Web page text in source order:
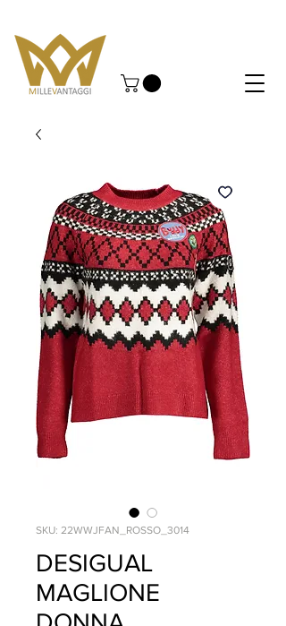
SKU: 22WWJFAN_ROSSO_3014
DESIGUAL
MAGLIONE